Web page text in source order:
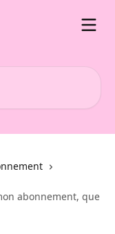
abonnement, que